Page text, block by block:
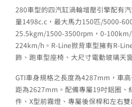
280車型的四汽缸渦輪增壓引擎配有
量1498c.c，最大馬力150匹/5000-
25.5kgm/1500-3500rpm，0-
224km/h。R-Line掀背車型擁有R-
飾、跑車型座椅、大尺寸電動玻璃天
GTI車身規格之長度為4287mm，車
距為2627mm。配備專屬19吋鋁圈、
件、X型前霧燈、專屬後保桿和左右